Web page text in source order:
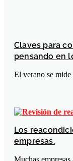
Claves para
pensando en
El verano se mide
Los
empresas.